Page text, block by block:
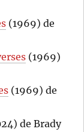
(1969) de
(1969)
(1969) de
de Brady